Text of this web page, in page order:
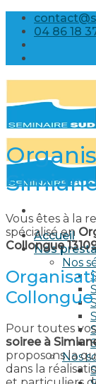
Skip
content
04 86 18
Accueil
Nos
Nos
Nos
Vous êtes à la
spécialisé en
Collongue
Collongue
Pour toutes
soiree à
proposons la
dans la